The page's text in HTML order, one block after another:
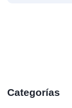
Categorías